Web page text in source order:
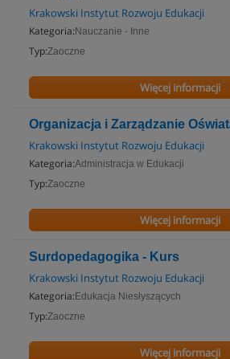
Krakowski Instytut Rozwoju Edukacji
Kategoria: Nauczanie - Inne
Typ:Zaoczne
Więcej informacji
Organizacja i Zarządzanie
Krakowski Instytut Rozwoju Edukacji
Kategoria:Administracja w Edukacji
Typ:Zaoczne
Więcej informacji
Surdopedagogika - Kurs
Krakowski Instytut Rozwoju Edukacji
Kategoria: Edukacja Niesłyszących
Typ:Zaoczne
Więcej informacji